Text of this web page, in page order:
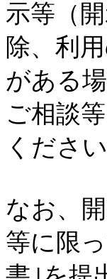
示等（
除、利
がある
ご相談
ください
なお、
等に限